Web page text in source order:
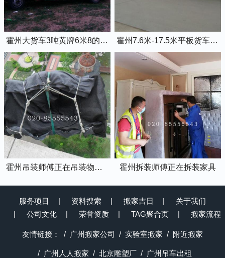
霍州大货车3吨黄牌6米8的厢式货车 霍州7.6米-17.5米平板货车出租
霍州吊装师傅正在吊装物品上楼 霍州拆装师傅正在拆装家具
服务项目 资料搜索 搬家吉日
关于我们
公司文化
荣誉资质 TAG聚合页 搬家流程
友情链接： 广州搬家公司 实验室搬家 附近搬家
广州人人搬家 北京雕塑厂 广州吊车出租